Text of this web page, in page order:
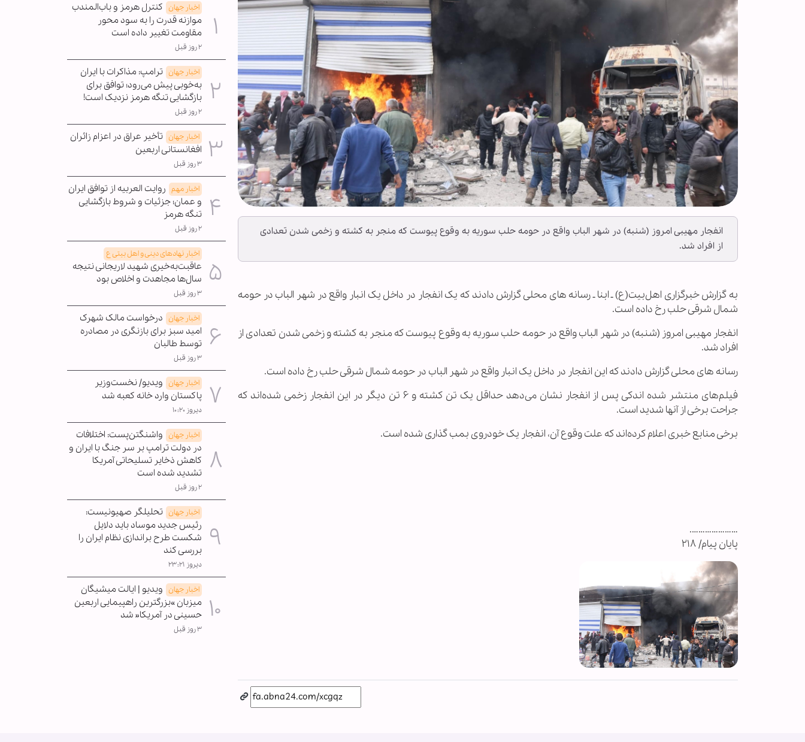
انفجار مهیبی امروز (شنبه) در شهر الباب واقع در حومه حلب سوریه به وقوع پیوست که منجر به کشته و زخمی شدن تعدادی
از افراد شد.
به گزارش خبرگزاری اهل‌بیت(ع) ـ ابنا ـ رسانه های محلی گزارش دادند که یک انفجار در داخل یک انبار واقع در شهر الباب در حومه
شمال شرقی حلب رخ داده است.
انفجار مهیبی امروز (شنبه) در شهر الباب واقع در حومه حلب سوریه به وقوع پیوست که منجر به کشته و زخمی شدن تعدادی از
افراد شد.
رسانه های محلی گزارش دادند که این انفجار در داخل یک انبار واقع در شهر الباب در حومه شمال شرقی حلب رخ داده است.
فیلم‌های منتشر شده اندکی پس از انفجار نشان می‌دهد حداقل یک تن کشته و ۶ تن دیگر در این انفجار زخمی شده‌اند که
جراحت برخی از آنها شدید است.
برخی منابع خبری اعلام کرده‌اند که علت وقوع آن، انفجار یک خودروی بمب گذاری شده است.
………………….
پایان پیام/ ۲۱۸
اخبار جهان کنترل هرمز و باب‌المندب
موازنه قدرت را به سود محور
مقاومت تغییر داده است
۲ روز قبل
اخبار جهان ترامپ: مذاکرات با ایران
به‌خوبی پیش می‌رود؛ توافق برای
بازگشایی تنگه هرمز نزدیک است!
۲ روز قبل
اخبار جهان تأخیر عراق در اعزام زائران
افغانستانی اربعین
۳ روز قبل
اخبار مهم روایت العربیه از توافق ایران
و عمان؛ جزئیات و شروط بازگشایی
تنگه هرمز
۲ روز قبل
اخبار نهادهای دینی و اهل بیتی ع
عاقبت‌به‌خیری شهید لاریجانی نتیجه
سال‌ها مجاهدت و اخلاص بود
۳ روز قبل
اخبار جهان درخواست مالک شهرک
امید سبز برای بازنگری در مصادره
توسط طالبان
۳ روز قبل
اخبار جهان ویدیو/ نخست‌وزیر
پاکستان وارد خانه کعبه شد
دیروز ۱۰:۲۰
اخبار جهان واشنگتن‌پست: اختلافات
در دولت ترامپ بر سر جنگ با ایران و
کاهش ذخایر تسلیحاتی آمریکا
تشدید شده است
۲ روز قبل
اخبار جهان تحلیلگر صهیونیست:
رئیس جدید موساد باید دلایل
شکست طرح براندازی نظام ایران را
بررسی کند
دیروز ۲۳:۲۱
اخبار جهان ویدیو | ایالت میشیگان
میزبان »بزرگترین راهپیمایی اربعین
حسینی در آمریکا« شد
۳ روز قبل